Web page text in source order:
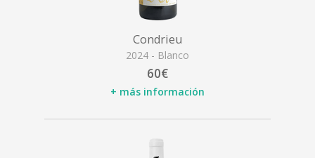
Condrieu
2024 - Blanco
60€
+ más información